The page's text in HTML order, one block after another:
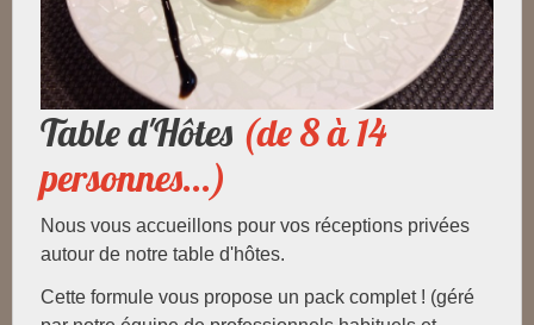
Table d'Hôtes (de 8 à 14
personnes...)
Nous vous accueillons pour vos réceptions privées
autour de notre table d'hôtes.
Cette formule vous propose un pack complet ! (géré